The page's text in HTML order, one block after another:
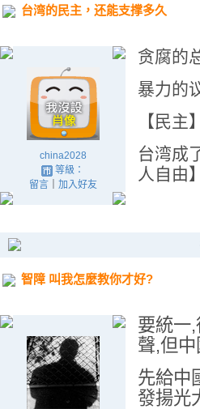
台湾的民主，还能支撑多久
china2028
等級：
留言｜ 加入好友
贪腐的
暴力的
【民
台湾成
人自由
智障 叫我怎麼教你才好?
要統一
聲,但
先給中
發揚光